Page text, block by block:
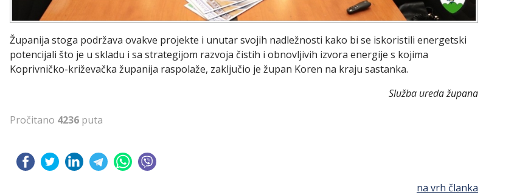
Županija stoga podržava ovakve projekte i unutar svojih nadležnosti kako bi se iskoristili energetski
potencijali što je u skladu i sa strategijom razvoja čistih i obnovljivih izvora energije s kojima
Koprivničko-križevačka županija raspolaže, zaključio je župan Koren na kraju sastanka.
Služba ureda župana
Pročitano 4236 puta
na vrh članka